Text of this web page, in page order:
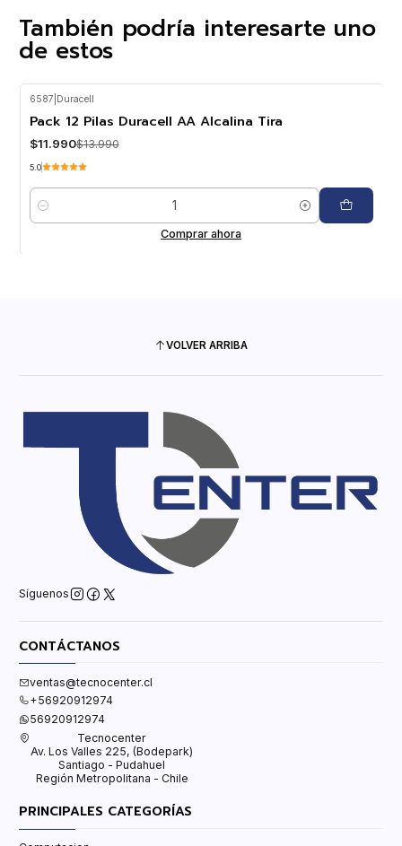
También podría interesarte uno
de estos
6587 Duracell
Pack 12 Pilas Duracell AA Alcalina Tira
$11.990$13.990
5.0
Cantidad
Comprar ahora
VOLVER ARRIBA
Síguenos
CONTÁCTANOS
ventas@tecnocenter.cl
+56920912974
56920912974
Tecnocenter
Av. Los Valles 225, (Bodepark)
Santiago - Pudahuel
Región Metropolitana - Chile
PRINCIPALES CATEGORÍAS